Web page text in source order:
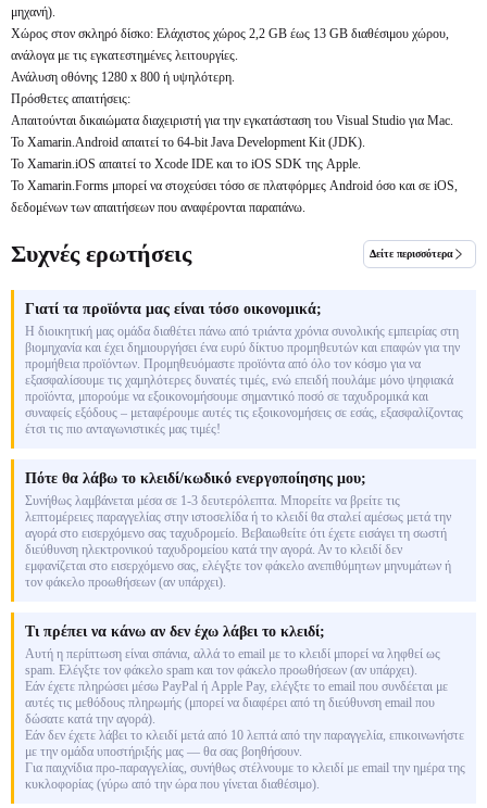
μηχανή).
Χώρος στον σκληρό δίσκο: Ελάχιστος χώρος 2,2 GB έως 13 GB διαθέσιμου χώρου,
ανάλογα με τις εγκατεστημένες λειτουργίες.
Ανάλυση οθόνης 1280 x 800 ή υψηλότερη.
Πρόσθετες απαιτήσεις:
Απαιτούνται δικαιώματα διαχειριστή για την εγκατάσταση του Visual Studio για Mac.
Το Xamarin.Android απαιτεί το 64-bit Java Development Kit (JDK).
Το Xamarin.iOS απαιτεί το Xcode IDE και το iOS SDK της Apple.
Το Xamarin.Forms μπορεί να στοχεύσει τόσο σε πλατφόρμες Android όσο και σε iOS,
δεδομένων των απαιτήσεων που αναφέρονται παραπάνω.
Συχνές ερωτήσεις Δείτε περισσότερα
Γιατί τα προϊόντα μας είναι τόσο οικονομικά;
Η διοικητική μας ομάδα διαθέτει πάνω από τριάντα χρόνια συνολικής εμπειρίας στη
βιομηχανία και έχει δημιουργήσει ένα ευρύ δίκτυο προμηθευτών και επαφών για την
προμήθεια προϊόντων. Προμηθευόμαστε προϊόντα από όλο τον κόσμο για να
εξασφαλίσουμε τις χαμηλότερες δυνατές τιμές, ενώ επειδή πουλάμε μόνο ψηφιακά
προϊόντα, μπορούμε να εξοικονομήσουμε σημαντικό ποσό σε ταχυδρομικά και
συναφείς εξόδους – μεταφέρουμε αυτές τις εξοικονομήσεις σε εσάς, εξασφαλίζοντας
έτσι τις πιο ανταγωνιστικές μας τιμές!
Πότε θα λάβω το κλειδί/κωδικό ενεργοποίησης μου;
Συνήθως λαμβάνεται μέσα σε 1-3 δευτερόλεπτα. Μπορείτε να βρείτε τις
λεπτομέρειες παραγγελίας στην ιστοσελίδα ή το κλειδί θα σταλεί αμέσως μετά την
αγορά στο εισερχόμενο σας ταχυδρομείο. Βεβαιωθείτε ότι έχετε εισάγει τη σωστή
διεύθυνση ηλεκτρονικού ταχυδρομείου κατά την αγορά. Αν το κλειδί δεν
εμφανίζεται στο εισερχόμενο σας, ελέγξτε τον φάκελο ανεπιθύμητων μηνυμάτων ή
τον φάκελο προωθήσεων (αν υπάρχει).
Τι πρέπει να κάνω αν δεν έχω λάβει το κλειδί;
Αυτή η περίπτωση είναι σπάνια, αλλά το email με το κλειδί μπορεί να ληφθεί ως
spam. Ελέγξτε τον φάκελο spam και τον φάκελο προωθήσεων (αν υπάρχει).
Εάν έχετε πληρώσει μέσω PayPal ή Apple Pay, ελέγξτε το email που συνδέεται με
αυτές τις μεθόδους πληρωμής (μπορεί να διαφέρει από τη διεύθυνση email που
δώσατε κατά την αγορά).
Εάν δεν έχετε λάβει το κλειδί μετά από 10 λεπτά από την παραγγελία, επικοινωνήστε
με την ομάδα υποστήριξής μας — θα σας βοηθήσουν.
Για παιχνίδια προ-παραγγελίας, συνήθως στέλνουμε το κλειδί με email την ημέρα της
κυκλοφορίας (γύρω από την ώρα που γίνεται διαθέσιμο).